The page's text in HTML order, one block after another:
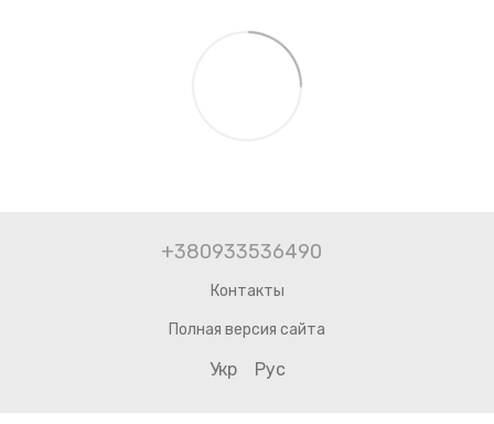
+380933536490
Контакты
Полная версия сайта
Укр Рус